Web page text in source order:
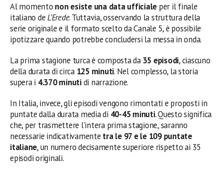
Al momento non esiste una data ufficiale per il finale
italiano deL’Erede. Tuttavia, osservando la struttura della
serie originale e il formato scelto da Canale 5, è possibile
ipotizzare quando potrebbe concludersi la messa in onda.
La prima stagione turca è composta da 35 episodi, ciascuno
della durata di circa 125 minuti. Nel complesso, la storia
supera i 4.370 minutidi narrazione.
In Italia, invece, gli episodi vengono rimontati e proposti in
puntate dalla durata media di 40-45 minuti. Questo significa
che, per trasmettere l’intera prima stagione, saranno
necessarie indicativamente tra le 97 e le 109 puntate
italiane, un numero decisamente superiore rispetto ai 35
episodi originali.